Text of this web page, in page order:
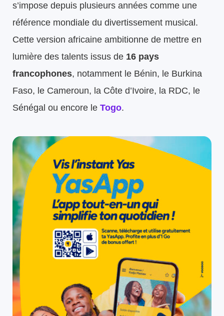
s’impose depuis plusieurs années comme une
référence mondiale du divertissement musical.
Cette version africaine ambitionne de mettre en
lumière des talents issus de 16 pays
francophones, notamment le Bénin, le Burkina
Faso, le Cameroun, la Côte d’Ivoire, la RDC, le
Sénégal ou encore le Togo.